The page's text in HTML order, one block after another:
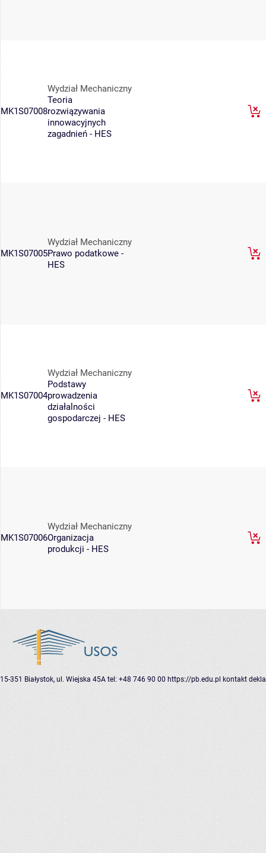
MK1S07008
Wydział Mechaniczny
Teoria
rozwiązywania
innowacyjnych
zagadnień - HES
MK1S07005
Wydział Mechaniczny
Prawo podatkowe -
HES
MK1S07004
Wydział Mechaniczny
Podstawy
prowadzenia
działalności
gospodarczej - HES
MK1S07006
Wydział Mechaniczny
Organizacja
produkcji - HES
15-351 Białystok, ul. Wiejska 45A tel: +48 746 90 00 https://pb.edu.pl kontakt